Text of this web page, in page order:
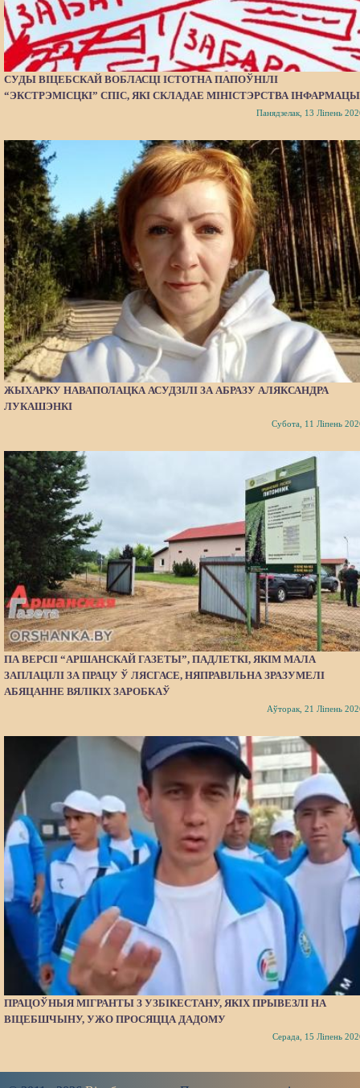
СУДЫ ВІЦЕБСКАЙ ВОБЛАСЦІ ІСТОТНА ПАПОЎНІЛІ
“ЭКСТРЭМІСЦКІ” СПІС, ЯКІ СКЛАДАЕ МІНІСТЭРСТВА
Панядзелак, 13 Ліпень
ЖЫХАРКУ НАВАПОЛАЦКА АСУДЗІЛІ ЗА АБРАЗУ АЛЯКСАНДРА
ЛУКАШЭНКІ
Субота, 11 Ліпень
ПА ВЕРСІІ “АРШАНСКАЙ ГАЗЕТЫ”, ПАДЛЕТКІ, ЯКІМ МАЛА
ЗАПЛАЦІЛІ ЗА ПРАЦУ Ў ЛЯСГАСЕ, НЯПРАВІЛЬНА ЗРАЗУМЕЛІ
АБЯЦАННЕ ВЯЛІКІХ ЗАРОБКАЎ
Аўторак, 21 Ліпень
ПРАЦОЎНЫЯ МІГРАНТЫ З УЗБІКЕСТАНУ, ЯКІХ ПРЫВЕЗЛІ НА
ВІЦЕБШЧЫНУ, УЖО ПРОСЯЦЦА ДАДОМУ
Серада, 15 Ліпень